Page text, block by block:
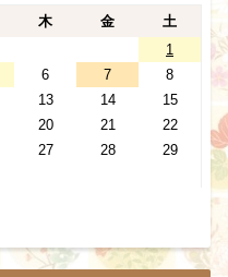
木 金
土
1
6 7
8
13 14
15
20 21
22
27 28
29